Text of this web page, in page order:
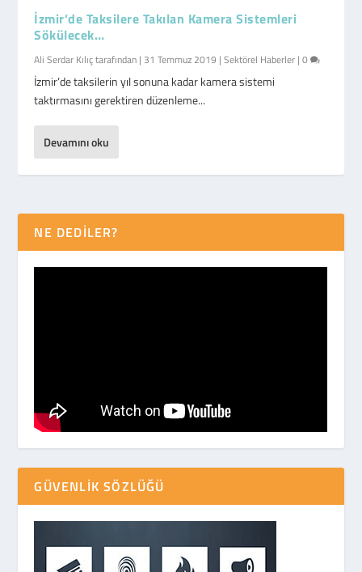
İzmir’de Taksilere Takılan Kamera Sistemleri
Sökülecek…
Ali Serdar Kılıçtarafından | 31 Temmuz 2019 |Sektörel Haberler |0
İzmir’de taksilerin yıl sonuna kadar kamera sistemi
taktırmasını gerektiren düzenleme...
Devamını oku
NE DEDİLER?
GÜVENLIK SÖZLÜĞÜ